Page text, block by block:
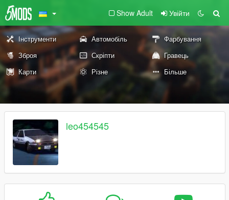
Show Adult Увійти
Інструменти Автомобіль
Фарбування
Зброя
Скріпти
Гравець
Карти
Різне Більше
leo454545